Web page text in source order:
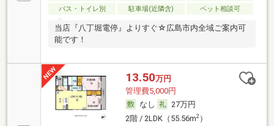
バス・トイレ別
駐車場(近隣含) ペット相談可
当店『八丁堀電停』よりすぐ☆広島市内全域ご案内可
能です！
13.50万円
管理費5,000円
なし
27万円
2階 / 2LDK（55.56m2）